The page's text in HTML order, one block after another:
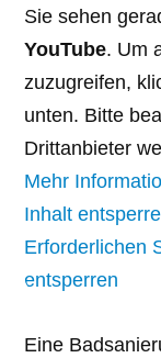
Sie sehen
YouTube. Um
zuzugreifen,
unten. Bitte
Drittanbieter
Mehr
Inhalt
Erforderlichen
entsperren
Eine